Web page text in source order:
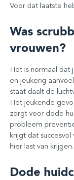
Voor dat laatste
Was
vrouwen?
Het is normaal dat
en jeukerig
staat daalt de
Het jeukende
zorgt voor dode
probleem
krijgt dat
hier last van krijgen.
Dode